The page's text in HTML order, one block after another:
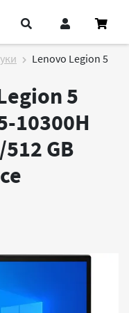
Lenovo Legion 5
5
10300H
GB